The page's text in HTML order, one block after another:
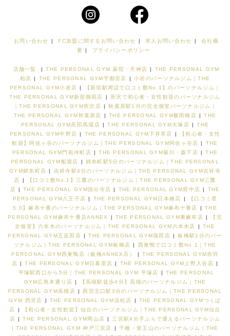
お問い合わせ | FC加盟に関するお問い合わせ | 求人お問い合わせ |
会社概
要 | プライバシーポリシー
店舗一覧 THE PERSONAL GYM 薬院・天神店
THE PERSONAL GYM
柏店
THE PERSONAL GYM宇都宮店
小岩のパーソナルジム｜THE
PERSONAL GYM小岩店
【新宿駅周辺で口コミ数No.1】のパーソナルジム｜
THE PERSONAL GYM新宿御苑店
所沢で初心者・女性歓迎のパーソナルジム
｜THE PERSONAL GYM所沢店
秋葉原駅1分の完全個室パーソナルジム｜
THE PERSONAL GYM秋葉原店
THE PERSONAL GYM飯田橋店
THE
PERSONAL GYM高田馬場店
THE PERSONAL GYM大塚店
THE
PERSONAL GYM中野店
THE PERSONAL GYM下井草店
【初心者・女性
歓迎】阿佐ヶ谷のパーソナルジム｜THE PERSONAL GYM阿佐ヶ谷店
THE
PERSONAL GYM門前仲町店
THE PERSONAL GYM菊川・森下店
THE
PERSONAL GYM船堀店
錦糸町駅5分のパーソナルジム｜THE PERSONAL
GYM錦糸町店
吉祥寺駅4分のパーソナルジム｜THE PERSONAL GYM吉祥寺
店
【口コミ数No.1】三鷹のパーソナルジム｜THE PERSONAL GYM三鷹
店
THE PERSONAL GYM国分寺店 THE PERSONAL GYM府中店
THE
PERSONAL GYM八王子店
THE PERSONAL GYM日本橋店
【口コミ星
5.0】麻布十番のパーソナルジム｜THE PERSONAL GYM麻布十番店
THE
PERSONAL GYM麻布十番店ANNEX
THE PERSONAL GYM東麻布店
【完
全個室】六本木のパーソナルジム｜THE PERSONAL GYM六本木店
THE
PERSONAL GYM五反田店
THE PERSONAL GYM蒲田店
板橋駅1分のパー
ソナルジム｜THE PERSONAL GYM板橋店
西巣鴨で口コミ数No.1｜THE
PERSONAL GYM西巣鴨店（板橋ANNEX店）
THE PERSONAL GYM赤羽
店
THE PERSONAL GYM日暮里店 THE PERSONAL GYM上野入谷店
平塚駅西口から5分｜THE PERSONAL GYM 平塚店
THE PERSONAL
GYM広島本通り店
【高槻駅徒歩4分】高槻のパーソナルジム｜THE
PERSONAL GYM高槻店
西宮北口駅3分のパーソナルジム｜THE PERSONAL
GYM 西宮店
THE PERSONAL GYM浜松店
THE PERSONAL GYMつくば
店
【初心者・女性歓迎】仙台のパーソナルジム｜THE PERSONAL GYM仙台
店
THE PERSONAL GYM岡山店
三宮駅4分手ぶらで通えるパーソナルジム
| THE PERSONAL GYM 神戸三宮店
千種・覚王山のパーソナルジム｜THE